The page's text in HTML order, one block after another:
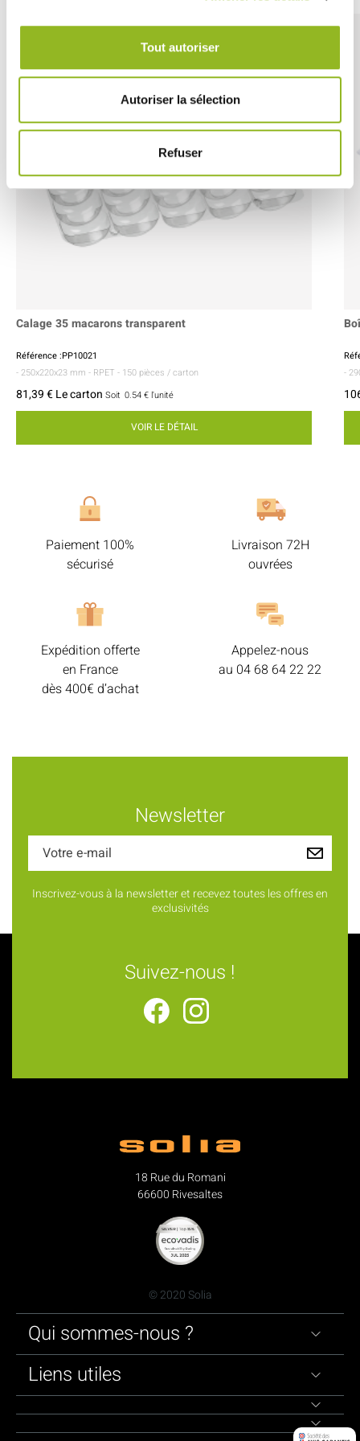
Tout autoriser
Autoriser la sélection
Refuser
Calage 35 macarons transparent
Référence :PP10021
- 250x220x23 mm - RPET - 150 pièces / carton
81,39 € Le carton Soit 0.54 € l'unité
VOIR LE DÉTAIL
-
Paiement 100%
sécurisé
Livraison 72H
ouvrées
Expédition offerte
en France
dès 400€ d’achat
Appelez-nous
au 04 68 64 22 22
Newsletter
Inscrivez-vous à la newsletter et recevez toutes les offres en
exclusivités
Suivez-nous !
18 Rue du Romani
66600 Rivesaltes
© 2020 Solia
Qui sommes-nous ?
Liens utiles